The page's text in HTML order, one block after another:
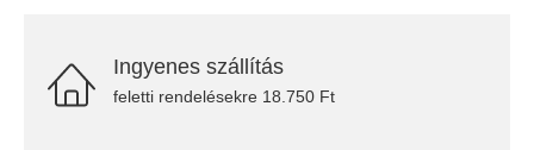
Ingyenes szállítás
feletti rendelésekre 18.750 Ft